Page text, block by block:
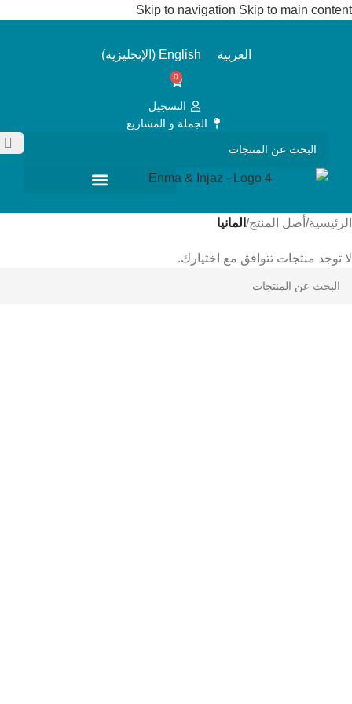
Skip to navigation Skip to main content
العربية English
( الإنجليزية)
0
التسجيل
الجملة و المشاريع
الرئيسية/ أصل المنتج/ المانيا
لا توجد منتجات تتوافق مع اختيارك.